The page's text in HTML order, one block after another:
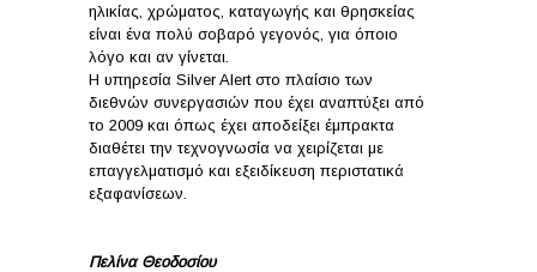
ηλικίας, χρώματος, καταγωγής και θρησκείας
είναι ένα πολύ σοβαρό γεγονός, για όποιο
λόγο και αν γίνεται.
Η υπηρεσία Silver Alert στο πλαίσιο των
διεθνών συνεργασιών που έχει αναπτύξει από
το 2009 και όπως έχει αποδείξει έμπρακτα
διαθέτει την τεχνογνωσία να χειρίζεται με
επαγγελματισμό και εξειδίκευση περιστατικά
εξαφανίσεων.
Πελίνα Θεοδοσίου